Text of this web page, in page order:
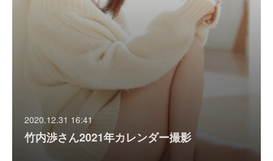
2020.12.31 16:41
竹内渉さん2021年カレンダー撮影